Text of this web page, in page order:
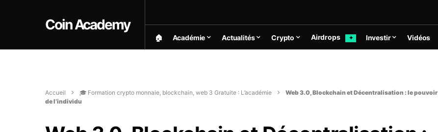
Coin Academy
🏠︎ Académie Actualités Crypto Airdrops ✦ Investir Vidéos
Accueil 🎓 Formation crypto monnaie, blockchain, web 3 Gratuite : L’académie
Web 3.0, Blockchain et Décentralisation : le pouvoir
de l’individu